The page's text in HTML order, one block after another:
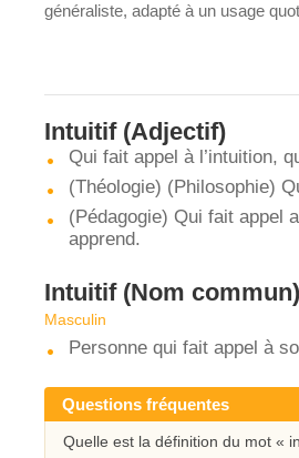
généraliste, adapté à un usage
Intuitif(Adjectif)
Qui fait appel à l’intuition,
(Théologie) (Philosophie)
(Pédagogie) Qui fait appel
apprend.
Intuitif(Nom commun)
Masculin
Personne qui fait appel à
Questions fréquentes
Quelle est la définition du mot «